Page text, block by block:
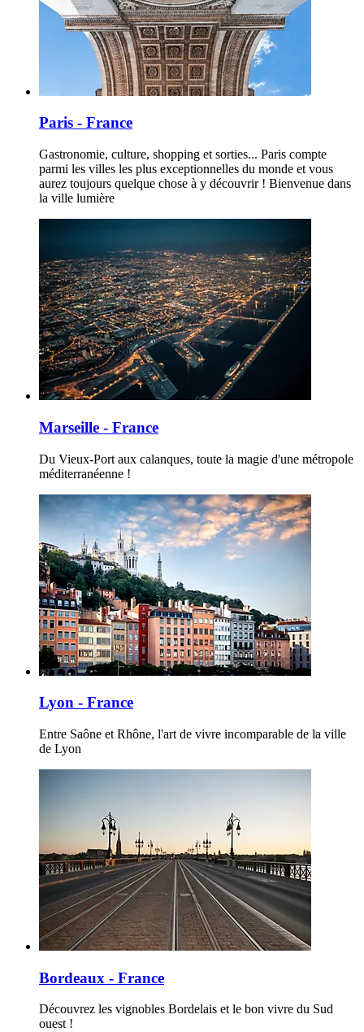
Paris - France
Gastronomie, culture, shopping et sorties... Paris compte
parmi les villes les plus exceptionnelles du monde et vous
aurez toujours quelque chose à y découvrir ! Bienvenue dans
la ville lumière
Marseille - France
Du Vieux-Port aux calanques, toute la magie d'une métropole
méditerranéenne !
Lyon - France
Entre Saône et Rhône, l'art de vivre incomparable de la ville
de Lyon
Bordeaux - France
Découvrez les vignobles Bordelais et le bon vivre du Sud
ouest !